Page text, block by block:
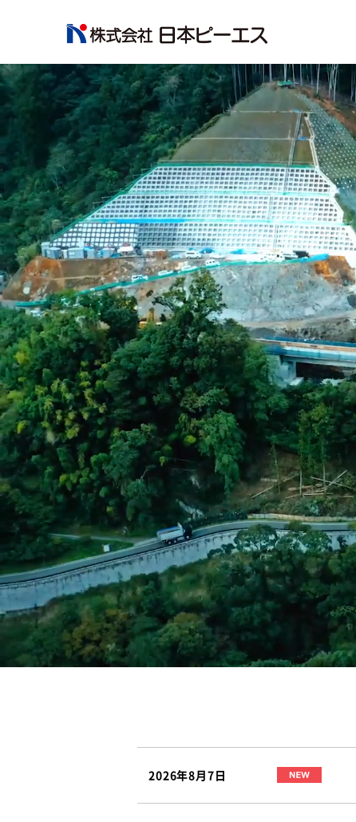
2026年8月7日